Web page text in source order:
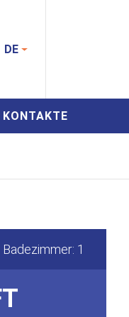
DE
KONTAKTE
Badezimmer: 1